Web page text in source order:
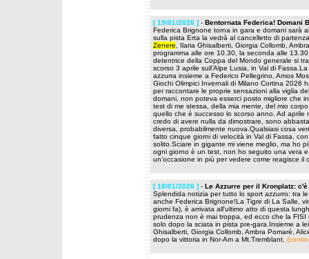
[ 19/01/2026 ] - Bentornata Federica! Domani
Federica Brignone torna in gara e domani sarà
sulla pista Erta la vedrà al cancelletto di
Zenere , Ilaria Ghisalberti, Giorgia Collomb,
programma alle ore 10.30, la seconda alle
detentrice della Coppa del Mondo generale si
scorso 3 aprile sull’Alpe Lusia, in Val di
azzurra insieme a Federico Pellegrino, Amos
Giochi Olimpici Invernali di Milano Cortina 2026
per raccontare le proprie sensazioni alla viglia
domani, non poteva esserci posto migliore che
test di me stessa, della mia mente, del mio
quello che è successo lo scorso anno. Ad
credo di avere nulla da dimostrare, sono
diversa, probabilmente nuova.Qualsiasi cosa
fatto cinque giorni di velocità in Val di Fassa,
solito.Sciare in gigante mi viene meglio, ma ho
ogni giorno è un test, non ho seguito una vera
un’occasione in più per vedere come reagisce
[ 18/01/2026 ] - Le Azzurre per il Kronplatz:
Splendida notizia per tutto lo sport azzurro: tra
anche Federica Brignone!La Tigre di La Salle,
giorni fa), è arrivata all'ultimo atto di questa
prudenza non è mai troppa, ed ecco che la
solo dopo la sciata in pista pre-gara.Insieme a
Ghisalberti, Giorgia Collomb, Ambra Pomarè,
dopo la vittoria in Nor-Am a Mt.Tremblant.